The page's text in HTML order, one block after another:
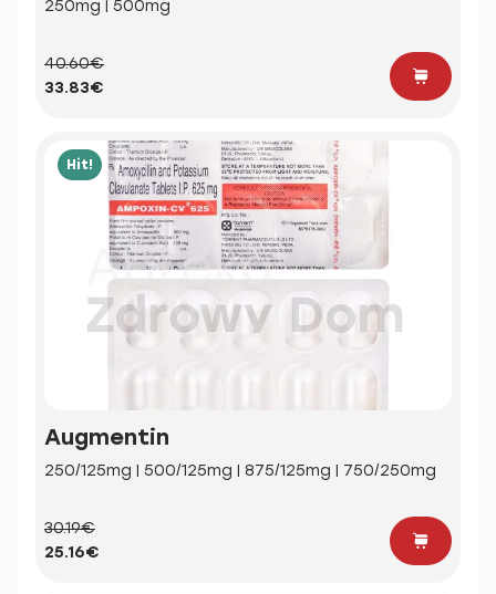
250mg | 500mg
40.60€
33.83€
Hit!
Augmentin
250/125mg | 500/125mg | 875/125mg | 750/250mg
30.19€
25.16€